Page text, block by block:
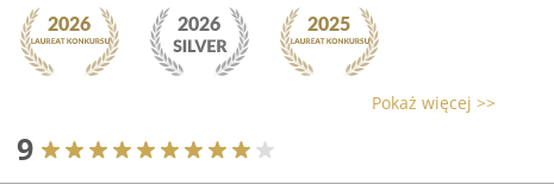
Pokaż więcej >>
9